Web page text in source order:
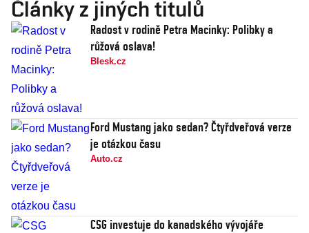
Články z jiných titulů
Radost v rodině Petra Macinky: Polibky a
růžová oslava!
Blesk.cz
Ford Mustang jako sedan? Čtyřdveřová verze
je otázkou času
Auto.cz
CSG investuje do kanadského vývojáře